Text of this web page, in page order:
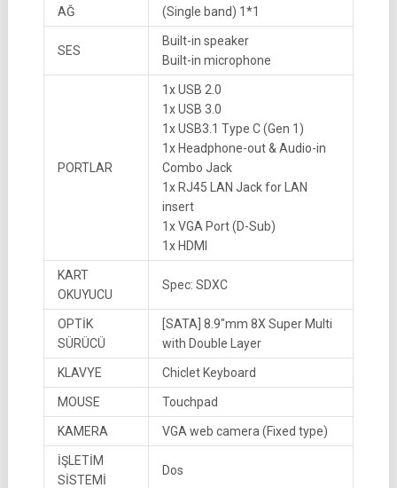
AĞ
(Single band) 1*1
SES
Built-in speaker
Built-in microphone
PORTLAR
1x USB 2.0
1x USB 3.0
1x USB3.1 Type C (Gen 1)
1x Headphone-out & Audio-in
Combo Jack
1x RJ45 LAN Jack for LAN
insert
1x VGA Port (D-Sub)
1x HDMI
KART
OKUYUCU
Spec: SDXC
OPTİK
SÜRÜCÜ
[SATA] 8.9″mm 8X Super Multi
with Double Layer
KLAVYE Chiclet Keyboard
MOUSE Touchpad
KAMERA VGA web camera (Fixed type)
İŞLETİM
SİSTEMİ
Dos